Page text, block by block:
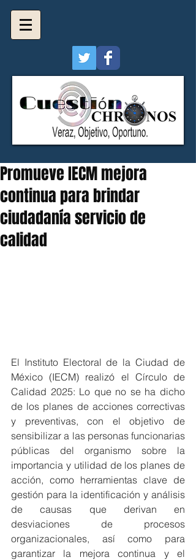
Promueve IECM mejora
continua para brindar
ciudadanía servicio de
calidad
El Instituto Electoral de la Ciudad de
México (IECM) realizó el Círculo de
Calidad 2025: Lo que no se ha dicho
de los planes de acciones correctivas
y preventivas, con el objetivo de
sensibilizar a las personas funcionarias
públicas del organismo sobre la
importancia y utilidad de los planes de
acción, como herramientas clave de
gestión para la identificación y análisis
de causas que derivan en
desviaciones de procesos
organizacionales, así como para
garantizar la mejora continua y el